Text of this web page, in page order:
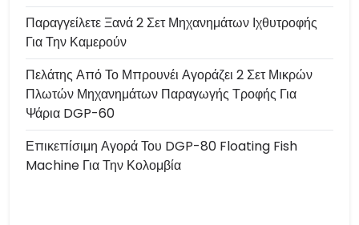
Παραγγείλετε Ξανά 2 Σετ Μηχανημάτων Ιχθυτροφής
Για Την Καμερούν
Πελάτης Από Το Μπρουνέι Αγοράζει 2 Σετ Μικρών
Πλωτών Μηχανημάτων Παραγωγής Τροφής Για
Ψάρια DGP-60
Επικεπίσιμη Αγορά Του DGP-80 Floating Fish
Machine Για Την Κολομβία